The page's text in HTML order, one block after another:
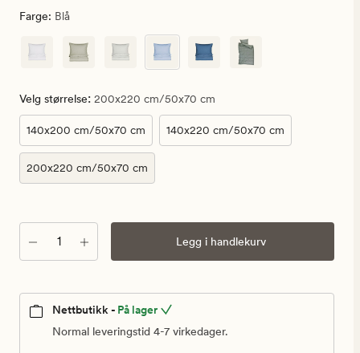
kr.
pris
kr
Farge: Blå
Velg størrelse: 200x220 cm/50x70 cm
140x200 cm/50x70 cm 140x220 cm/50x70 cm
200x220 cm/50x70 cm
Antall Legg i handlekurv
Nettbutikk - På lager
Normal leveringstid 4-7 virkedager.